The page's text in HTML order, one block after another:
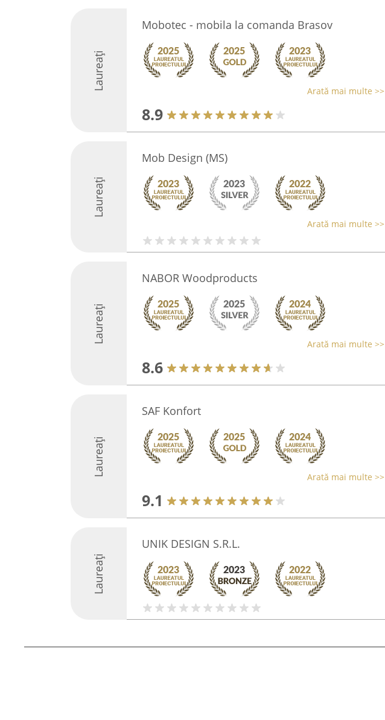
Laureați
Mobotec - mobila la comanda Brasov
Arată mai multe >>
8.9
Laureați
Mob Design (MS)
Arată mai multe >>
Laureați
NABOR Woodproducts
Arată mai multe >>
8.6
Laureați
SAF Konfort
Arată mai multe >>
9.1
Laureați
UNIK DESIGN S.R.L.